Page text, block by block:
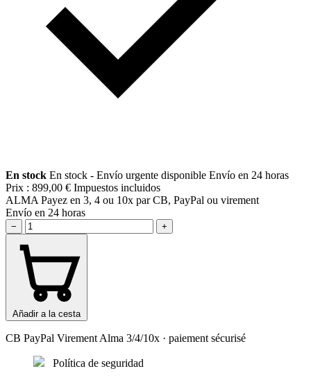
En stock En stock - Envío urgente disponible Envío en 24 horas
Prix : 899,00 € Impuestos incluidos
ALMA Payez en 3, 4 ou 10x par CB, PayPal ou virement
Envío en 24 horas
− +
Añadir a la cesta
CB PayPal VirementAlma 3/4/10x · paiement sécurisé
Política de seguridad